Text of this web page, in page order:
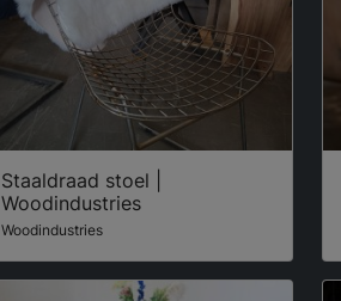
Staaldraad stoel |
Woodindustries
Woodindustries